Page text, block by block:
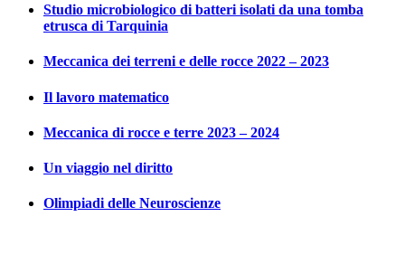
Studio microbiologico di batteri isolati da una tomba
etrusca di Tarquinia
Meccanica dei terreni e delle rocce 2022 – 2023
Il lavoro matematico
Meccanica di rocce e terre 2023 – 2024
Un viaggio nel diritto
Olimpiadi delle Neuroscienze